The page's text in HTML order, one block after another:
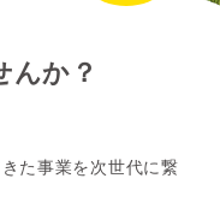
んか？
た事業を次世代に繋